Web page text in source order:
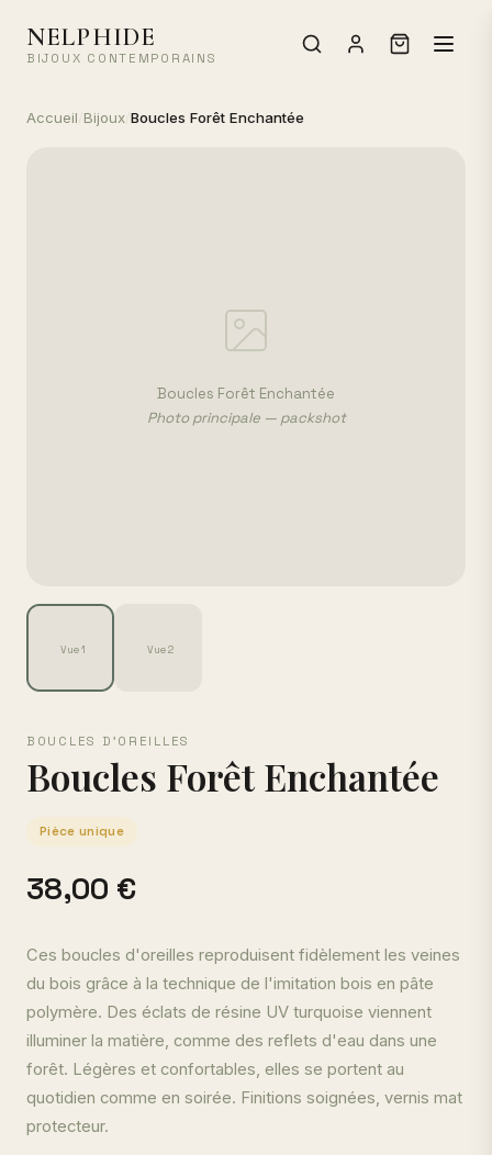
NELPHIDE
BIJOUX CONTEMPORAINS
Accueil Bijoux Boucles Forêt Enchantée
Boucles Forêt Enchantée
Photo principale — packshot
Vue 1 Vue 2
BOUCLES D'OREILLES
Boucles Forêt Enchantée
Pièce unique
38,00 €
Ces boucles d'oreilles reproduisent fidèlement les veines
du bois grâce à la technique de l'imitation bois en pâte
polymère. Des éclats de résine UV turquoise viennent
illuminer la matière, comme des reflets d'eau dans une
forêt. Légères et confortables, elles se portent au
quotidien comme en soirée. Finitions soignées, vernis mat
protecteur.